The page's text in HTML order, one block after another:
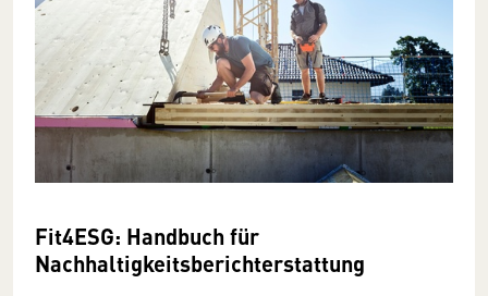
Fit4ESG: Handbuch für
Nachhaltigkeitsberichterstattung